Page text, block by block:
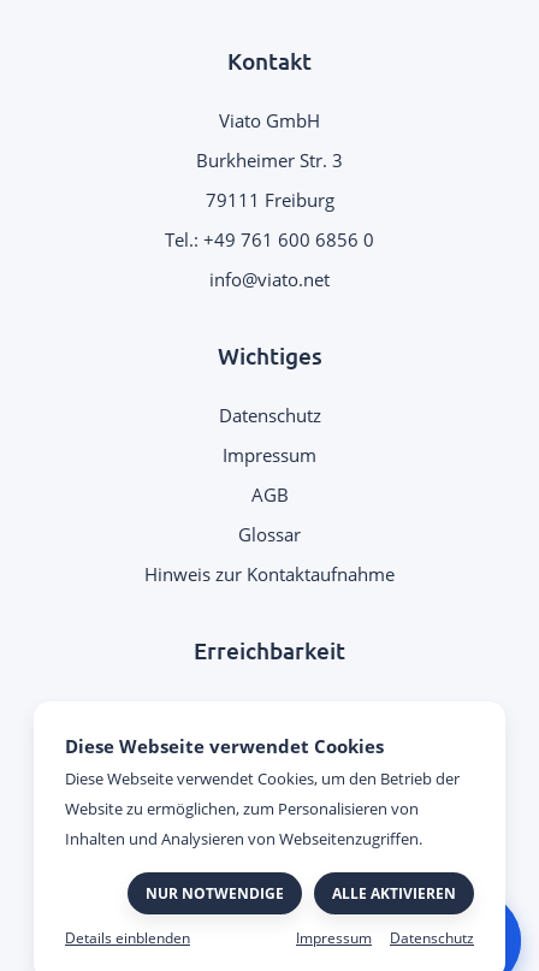
Diese Webseite verwendet Cookies
Diese Webseite verwendet Cookies, um den Betrieb der
Website zu ermöglichen, zum Personalisieren von
Inhalten und Analysieren von Webseitenzugriffen.
NUR NOTWENDIGE ALLE AKTIVIEREN
Impressum Datenschutz
Kontakt
Viato GmbH
Burkheimer Str. 3
79111 Freiburg
Tel.: +49 761 600 6856 0
info@viato.net
Wichtiges
Datenschutz
Impressum
AGB
Glossar
Hinweis zur Kontaktaufnahme
Erreichbarkeit
09:00 Uhr - 17:00 Uhr
Freitag:
09:00 Uhr - 15:00 Uhr